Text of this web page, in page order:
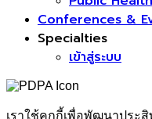
Conferences &
Specialties
เข้าสู่ระบบ
เราใช้คุกกี้เพื่อพัฒนาประ